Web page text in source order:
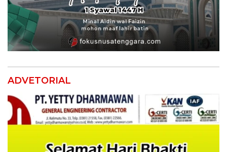
ADVETORIAL